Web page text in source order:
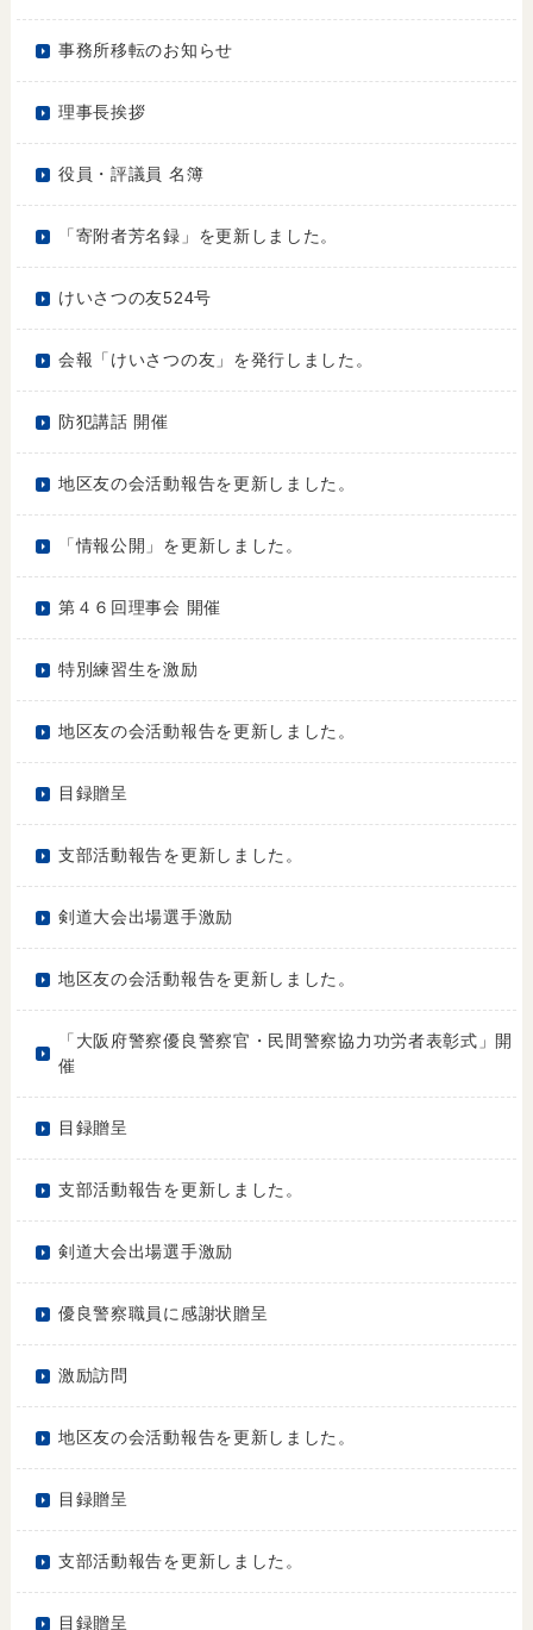
事務所移転のお知らせ
理事長挨拶
役員・評議員 名簿
「寄附者芳名録」を更新しました。
けいさつの友524号
会報「けいさつの友」を発行しました。
防犯講話 開催
地区友の会活動報告を更新しました。
「情報公開」を更新しました。
第４６回理事会 開催
特別練習生を激励
地区友の会活動報告を更新しました。
目録贈呈
支部活動報告を更新しました。
剣道大会出場選手激励
地区友の会活動報告を更新しました。
「大阪府警察優良警察官・民間警察協力功労者表彰式」開
催
目録贈呈
支部活動報告を更新しました。
剣道大会出場選手激励
優良警察職員に感謝状贈呈
激励訪問
地区友の会活動報告を更新しました。
目録贈呈
支部活動報告を更新しました。
目録贈呈